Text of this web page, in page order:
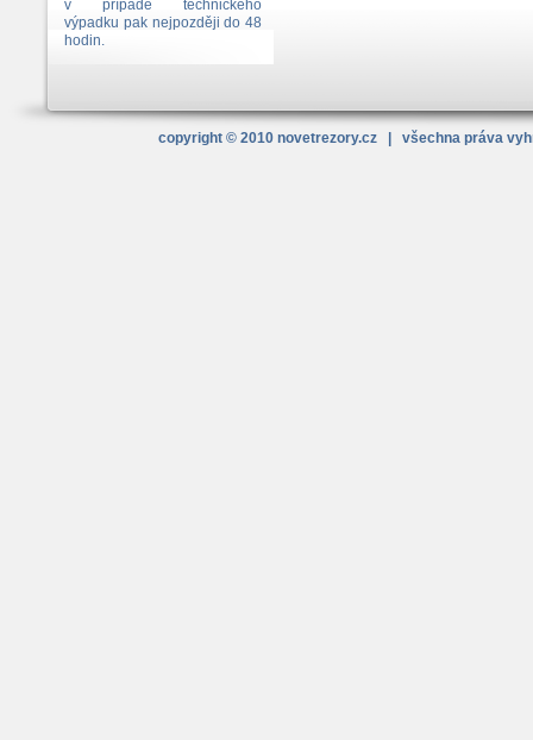
v případě technického
výpadku pak nejpozději do 48
hodin.
copyright © 2010 novetrezory.cz | všechna práva